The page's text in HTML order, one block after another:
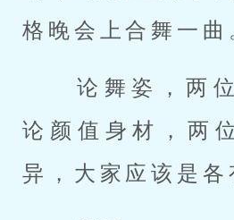
格晚会上合舞一曲
论颜值身材，两
异，大家应该是各